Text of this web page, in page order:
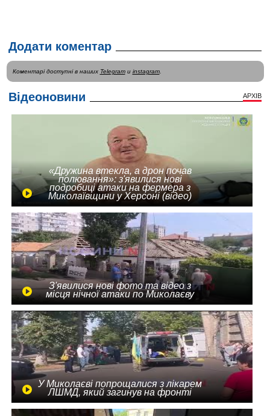
Додати коментар
Коментарі доступні в наших Telegramи instagram.
Відеоновини АРХІВ
«Дружина втекла, а дрон почав
полювання»: з'явилися нові
подробиці атаки на фермера з
Миколаївщини у Херсоні (відео)
З'явилися нові фото та відео з
місця нічної атаки по Миколаєву
У Миколаєві попрощалися з лікарем
ЛШМД, який загинув на фронті